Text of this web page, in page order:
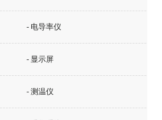
- 电导率仪
- 显示屏
- 测温仪